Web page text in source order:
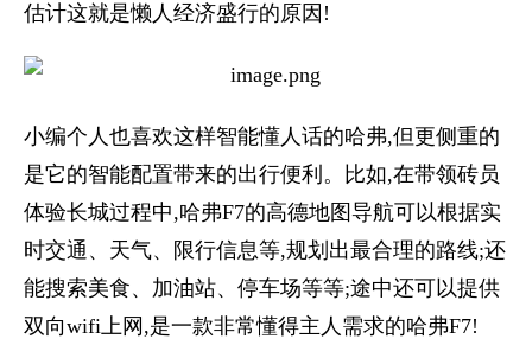
估计这就是懒人经济盛行的原因!
小编个人也喜欢这样智能懂人话的哈弗,但更侧重的
是它的智能配置带来的出行便利。比如,在带领砖员
体验长城过程中,哈弗F7的高德地图导航可以根据实
时交通、天气、限行信息等,规划出最合理的路线;还
能搜索美食、加油站、停车场等等;途中还可以提供
双向wifi上网,是一款非常懂得主人需求的哈弗F7!